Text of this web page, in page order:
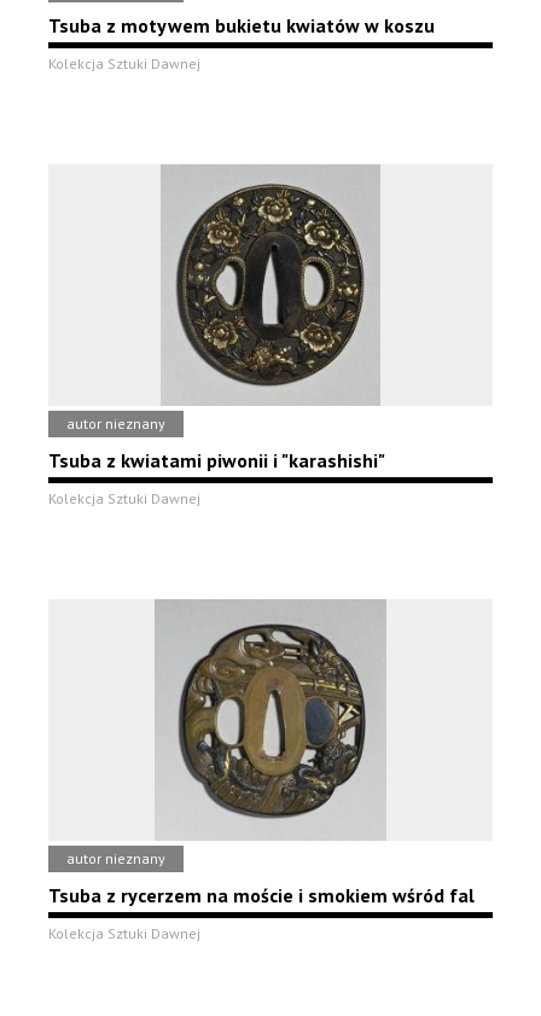
Tsuba z motywem bukietu kwiatów w koszu
Kolekcja Sztuki Dawnej
autor nieznany
Tsuba z kwiatami piwonii i "karashishi"
Kolekcja Sztuki Dawnej
autor nieznany
Tsuba z rycerzem na moście i smokiem wśród fal
Kolekcja Sztuki Dawnej